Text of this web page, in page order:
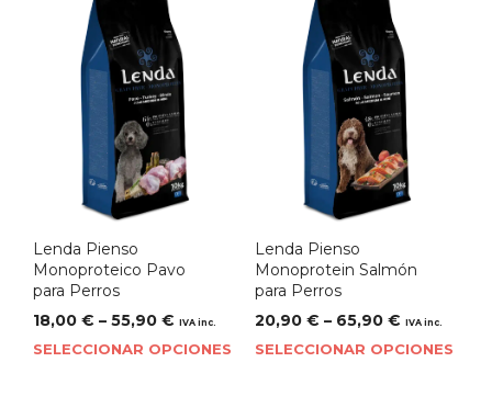
Lenda Pienso
Monoproteico Pavo
para Perros
18,00 € – 55,90 € IVA inc.
SELECCIONAR OPCIONES
Lenda Pienso
Monoprotein Salmón
para Perros
20,90 € – 65,90 € IVA inc.
SELECCIONAR OPCIONES